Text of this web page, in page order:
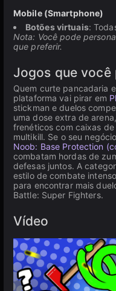
Mobile (Smartphone)
Botões virtuais:
Nota: Você pode
que preferir.
Jogos que
Quem curte pancadaria
plataforma vai pirar em
stickman e duelos
uma dose extra de arena,
frenéticos com caixas
multikill. Se o seu
Noob: Base Protection
combatam hordas de
defesas juntos. A
estilo de combate
para encontrar mais
Battle: Super Fighters.
Vídeo